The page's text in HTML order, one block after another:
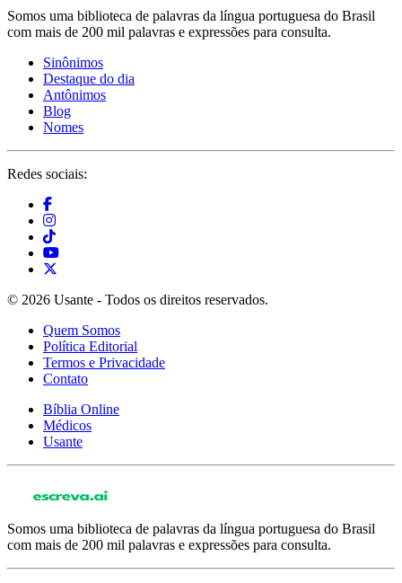
Somos uma biblioteca de palavras da língua portuguesa do Brasil
com mais de 200 mil palavras e expressões para consulta.
Sinônimos
Destaque do dia
Antônimos
Blog
Nomes
Redes sociais:
© 2026 Usante - Todos os direitos reservados.
Quem Somos
Política Editorial
Termos e Privacidade
Contato
Bíblia Online
Médicos
Usante
Somos uma biblioteca de palavras da língua portuguesa do Brasil
com mais de 200 mil palavras e expressões para consulta.